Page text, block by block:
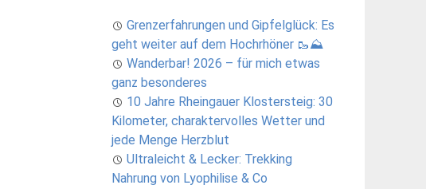
Grenzerfahrungen und Gipfelglück: Es
geht weiter auf dem Hochrhöner 🥾⛰️
Wanderbar! 2026 – für mich etwas
ganz besonderes
10 Jahre Rheingauer Klostersteig: 30
Kilometer, charaktervolles Wetter und
jede Menge Herzblut
Ultraleicht & Lecker: Trekking
Nahrung von Lyophilise & Co